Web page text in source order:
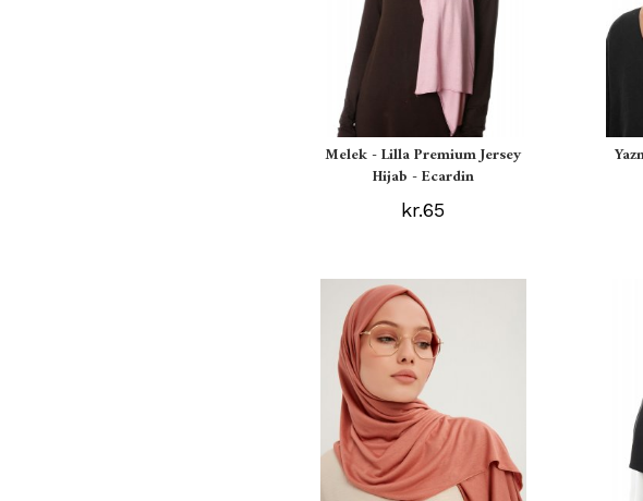
Melek - Lilla Premium Jersey
Hijab - Ecardin
kr.65